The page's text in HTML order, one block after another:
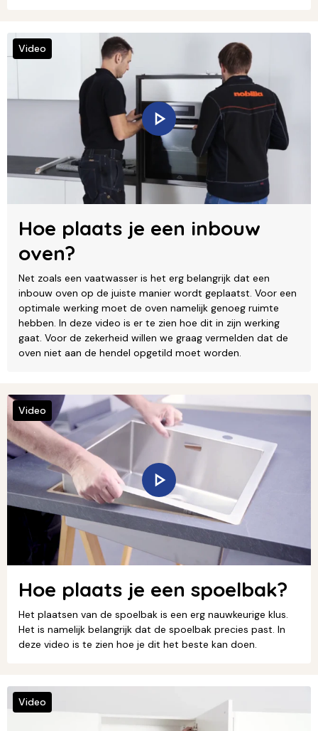
Hoe plaats je een inbouw
oven?
Net zoals een vaatwasser is het erg belangrijk dat een
inbouw oven op de juiste manier wordt geplaatst. Voor een
optimale werking moet de oven namelijk genoeg ruimte
hebben. In deze video is er te zien hoe dit in zijn werking
gaat. Voor de zekerheid willen we graag vermelden dat de
oven niet aan de hendel opgetild moet worden.
Video
Hoe plaats je een spoelbak?
Het plaatsen van de spoelbak is een erg nauwkeurige klus.
Het is namelijk belangrijk dat de spoelbak precies past. In
deze video is te zien hoe je dit het beste kan doen.
Video
Video